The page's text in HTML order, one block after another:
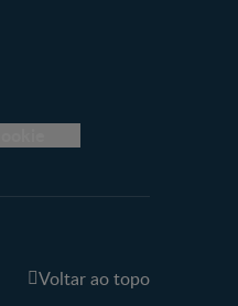
Voltar ao topo